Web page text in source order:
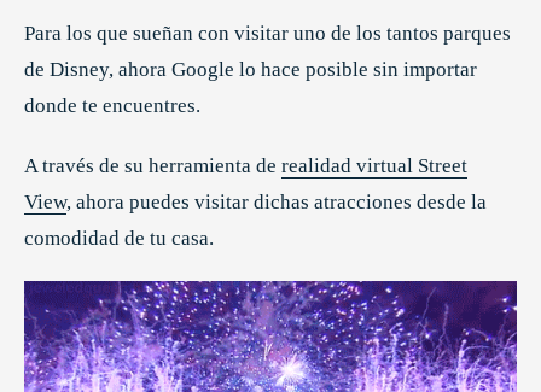
Para los que sueñan con visitar uno de los tantos parques
de Disney, ahora Google lo hace posible sin importar
donde te encuentres.
A través de su herramienta de realidad virtual Street
View, ahora puedes visitar dichas atracciones desde la
comodidad de tu casa.